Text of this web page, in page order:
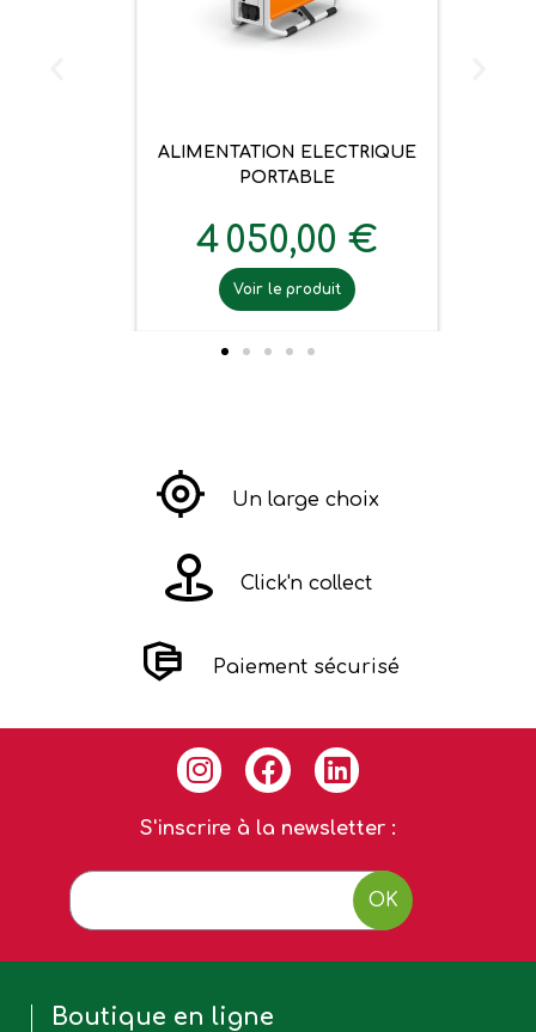
ALIMENTATION ELECTRIQUE
PORTABLE
4 050,00 €
Voir le produit
Un large choix
Click'n collect
Paiement sécurisé
S'inscrire à la newsletter :
OK
Boutique en ligne